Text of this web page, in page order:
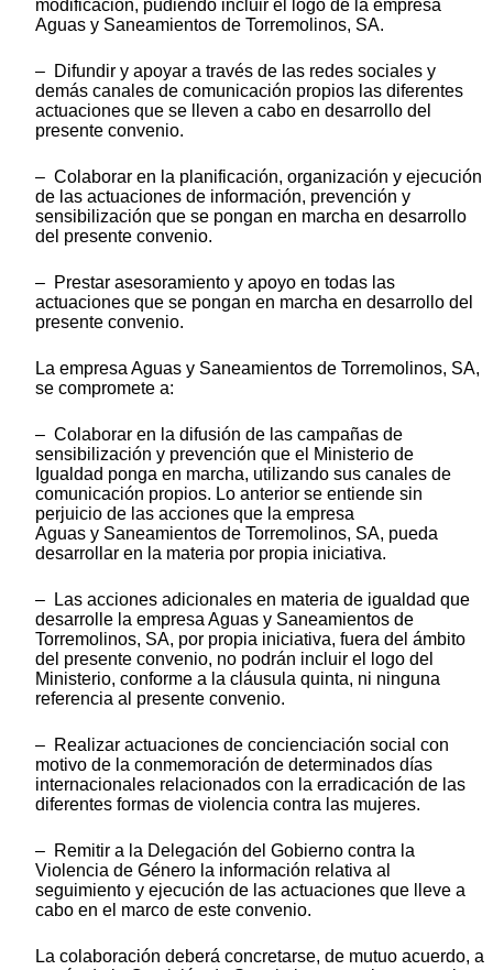
modificación, pudiendo incluir el logo de la empresa
Aguas y Saneamientos de Torremolinos, SA.
– Difundir y apoyar a través de las redes sociales y
demás canales de comunicación propios las diferentes
actuaciones que se lleven a cabo en desarrollo del
presente convenio.
– Colaborar en la planificación, organización y ejecución
de las actuaciones de información, prevención y
sensibilización que se pongan en marcha en desarrollo
del presente convenio.
– Prestar asesoramiento y apoyo en todas las
actuaciones que se pongan en marcha en desarrollo del
presente convenio.
La empresa Aguas y Saneamientos de Torremolinos, SA,
se compromete a:
– Colaborar en la difusión de las campañas de
sensibilización y prevención que el Ministerio de
Igualdad ponga en marcha, utilizando sus canales de
comunicación propios. Lo anterior se entiende sin
perjuicio de las acciones que la empresa
Aguas y Saneamientos de Torremolinos, SA, pueda
desarrollar en la materia por propia iniciativa.
– Las acciones adicionales en materia de igualdad que
desarrolle la empresa Aguas y Saneamientos de
Torremolinos, SA, por propia iniciativa, fuera del ámbito
del presente convenio, no podrán incluir el logo del
Ministerio, conforme a la cláusula quinta, ni ninguna
referencia al presente convenio.
– Realizar actuaciones de concienciación social con
motivo de la conmemoración de determinados días
internacionales relacionados con la erradicación de las
diferentes formas de violencia contra las mujeres.
– Remitir a la Delegación del Gobierno contra la
Violencia de Género la información relativa al
seguimiento y ejecución de las actuaciones que lleve a
cabo en el marco de este convenio.
La colaboración deberá concretarse, de mutuo acuerdo, a